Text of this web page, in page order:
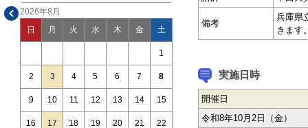
2026年8月
日 月 火 水 木 金 土
1
2 3 4 5 6 7 8
9 10 11 12 13 14 15
16 17 18 19 20 21 22
備考
兵庫県
きます
実施日時
開催日
令和8年10月2日（金）